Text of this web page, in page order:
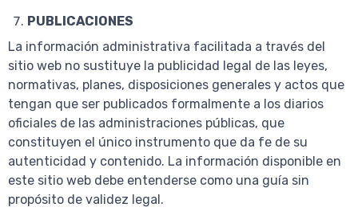
PUBLICACIONES
La información administrativa facilitada a través del
sitio web no sustituye la publicidad legal de las leyes,
normativas, planes, disposiciones generales y actos que
tengan que ser publicados formalmente a los diarios
oficiales de las administraciones públicas, que
constituyen el único instrumento que da fe de su
autenticidad y contenido. La información disponible en
este sitio web debe entenderse como una guía sin
propósito de validez legal.